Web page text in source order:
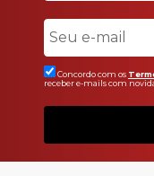
Concordo com os
receber e-mails com